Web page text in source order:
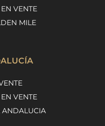
VENTE
MILE
VENTE
ANDALUCIA